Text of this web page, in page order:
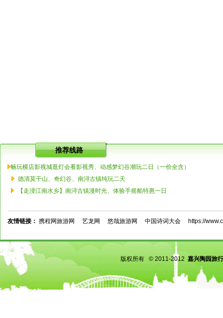
推荐线路
畅玩横店影视城逛灯会看影视秀、动感梦幻谷潮玩二日（一价全含）
德清莫干山、奇幻谷、南浔古镇纯玩二天
【走浸江南水乡】南浔古镇漫时光、体验手摇船特惠一日
友情链接： 携程网旅游网 艺龙网 悠哉旅游网 中国诗词大会 https://
版权所有 © 2011-2012 嘉兴陶园旅